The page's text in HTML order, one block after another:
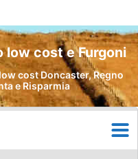
cost e Furgoni
cost Doncaster, Regno
e Risparmia